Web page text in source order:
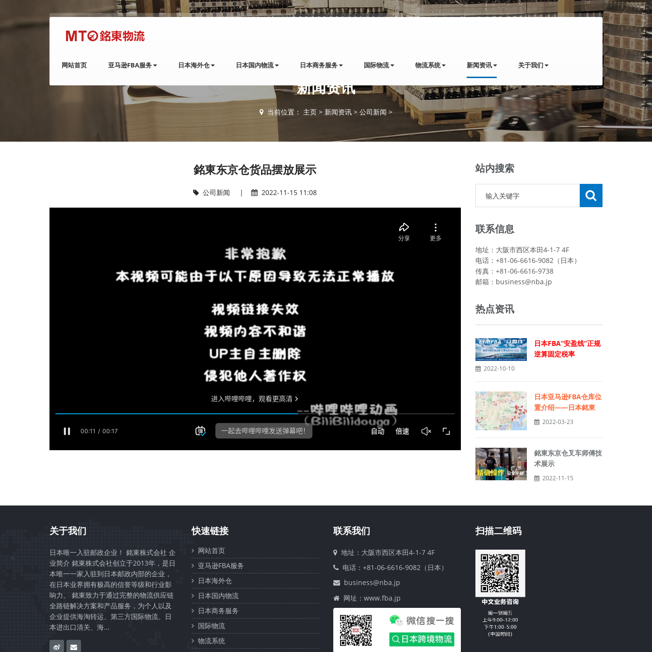
网站首页 亚马逊FBA服务 日本海外仓 日本国内物流 日本商务服务 国际物流 物流系统 新闻资讯 关于我们
新闻资讯
当前位置： 主页 > 新闻资讯 > 公司新闻 >
銘東东京仓货品摆放展示
公司新闻 | 2022-11-15 11:08
站内搜索
联系信息
地址：大阪市西区本田4-1-7 4F
电话：+81-06-6616-9082（日本）
传真：+81-06-6616-9738
邮箱： business@nba.jp
热点资讯
日本FBA“安盈线”正规
逆算固定税率
2022-10-10
日本亚马逊FBA仓库位
置介绍——日本銘東
2022-03-23
銘東东京仓叉车师傅技
术展示
2022-11-15
关于我们
日本唯一入驻邮政企业！ 銘東株式会社 企
业简介 銘東株式会社创立于2013年，是日
本唯一一家入驻到日本邮政内部的企业，
在日本业界拥有极高的信誉等级和行业影
响力。 銘東致力于通过完整的物流供应链
全路链解决方案和产品服务，为个人以及
企业提供海淘转运、第三方国际物流、日
本进出口清关、海...
快速链接
网站首页
亚马逊FBA服务
日本海外仓
日本国内物流
日本商务服务
国际物流
物流系统
联系我们
地址：大阪市西区本田4-1-7 4F
电话：+81-06-6616-9082（日本）
business@nba.jp
网址：www.fba.jp
扫描二维码